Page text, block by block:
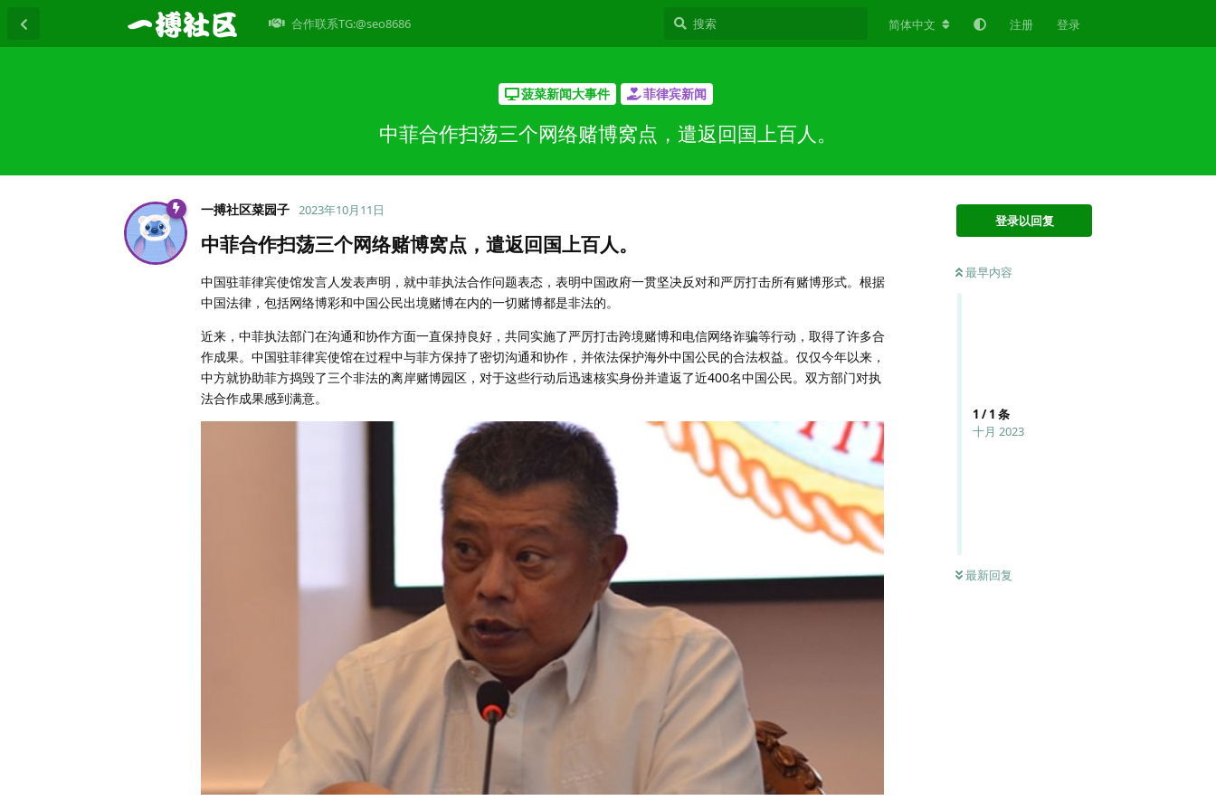
合作联系TG:@seo8686 简体中文 注册 登录
菠菜新闻大事件 菲律宾新闻
中菲合作扫荡三个网络赌博窝点，遣返回国上百人。
登录以回复
最早内容
1 /1 条
十月 2023
最新回复
一搏社区菜园子 2023年10月11日
中菲合作扫荡三个网络赌博窝点，遣返回国上百人。
中国驻菲律宾使馆发言人发表声明，就中菲执法合作问题表态，表明中国政府一贯坚决反对和严厉打击所有赌博形式。根据
中国法律，包括网络博彩和中国公民出境赌博在内的一切赌博都是非法的。
近来，中菲执法部门在沟通和协作方面一直保持良好，共同实施了严厉打击跨境赌博和电信网络诈骗等行动，取得了许多合
作成果。中国驻菲律宾使馆在过程中与菲方保持了密切沟通和协作，并依法保护海外中国公民的合法权益。仅仅今年以来，
中方就协助菲方捣毁了三个非法的离岸赌博园区，对于这些行动后迅速核实身份并遣返了近400名中国公民。双方部门对执
法合作成果感到满意。